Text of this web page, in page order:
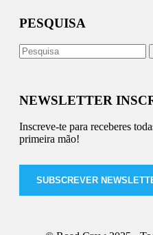
PESQUISA
NEWSLETTER
Inscreve-te para receberes
primeira mão!
SUBSCREVER